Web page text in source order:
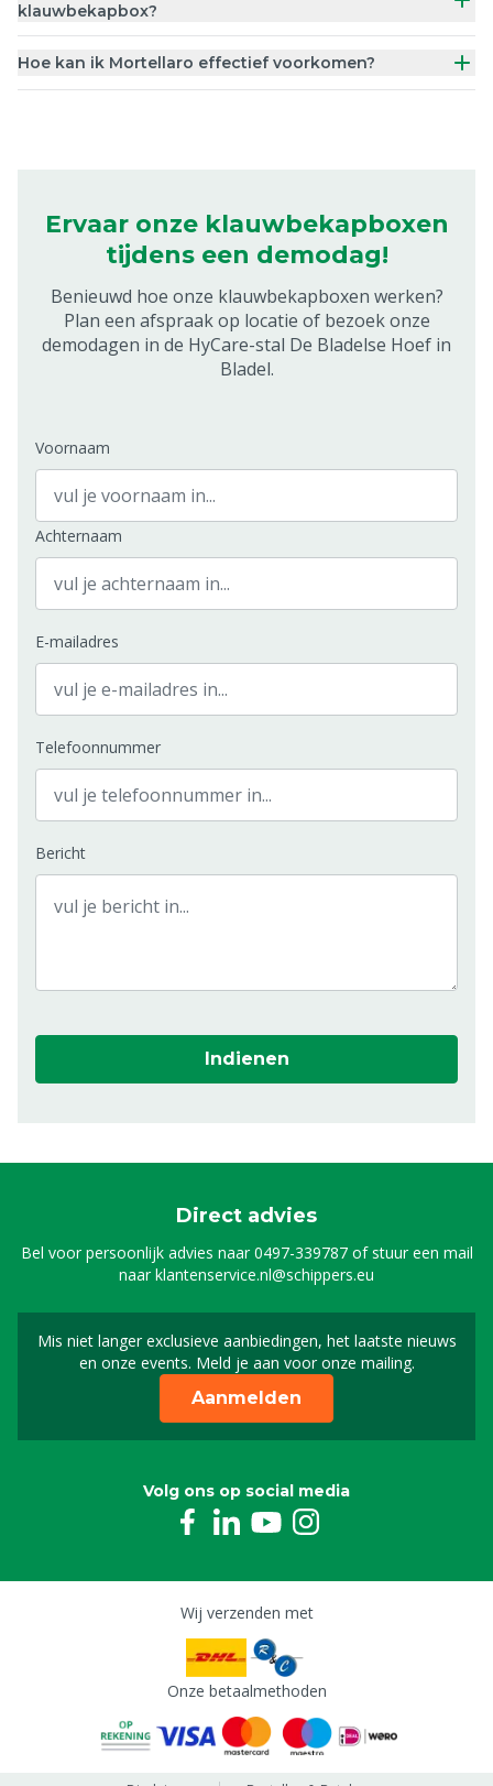
klauwbekapbox?
Hoe kan ik Mortellaro effectief voorkomen?
Ervaar onze klauwbekapboxen
tijdens een demodag!
Benieuwd hoe onze klauwbekapboxen werken?
Plan een afspraak op locatie of bezoek onze
demodagen in de HyCare-stal De Bladelse Hoef in
Bladel.
Voornaam
Achternaam
E-mailadres
Telefoonnummer
Bericht
Indienen
Direct advies
Bel voor persoonlijk advies naar0497-339787of stuur een mail
naarklantenservice.nl@schippers.eu
Mis niet langer exclusieve aanbiedingen, het laatste nieuws
en onze events. Meld je aan voor onze mailing.
Schrijf je in voor onze
Aanmelden
Volg ons op social media
Wij verzenden met
Onze betaalmethoden